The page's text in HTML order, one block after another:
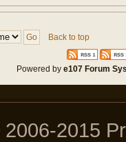
Back to top
Powered bye107 Forum
2015